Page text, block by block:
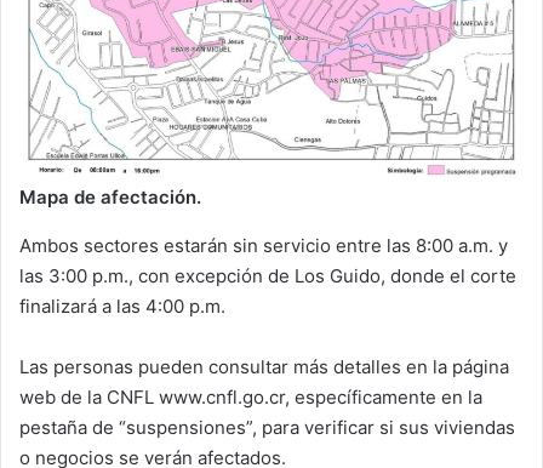
Mapa de afectación.
Ambos sectores estarán sin servicio entre las 8:00 a.m. y
las 3:00 p.m., con excepción de Los Guido, donde el corte
finalizará a las 4:00 p.m.
Las personas pueden consultar más detalles en la página
web de la CNFL www.cnfl.go.cr, específicamente en la
pestaña de “suspensiones”, para verificar si sus viviendas
o negocios se verán afectados.